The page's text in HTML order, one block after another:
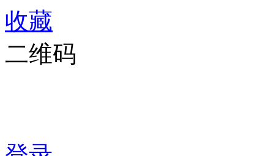
收藏
二维码